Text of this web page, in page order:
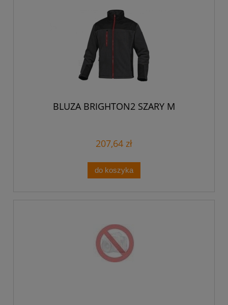
BLUZA BRIGHTON2 SZARY M
207,64 zł
do koszyka